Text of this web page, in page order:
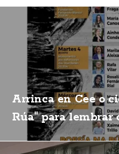
Arrinca en Cee o
Rúa" para